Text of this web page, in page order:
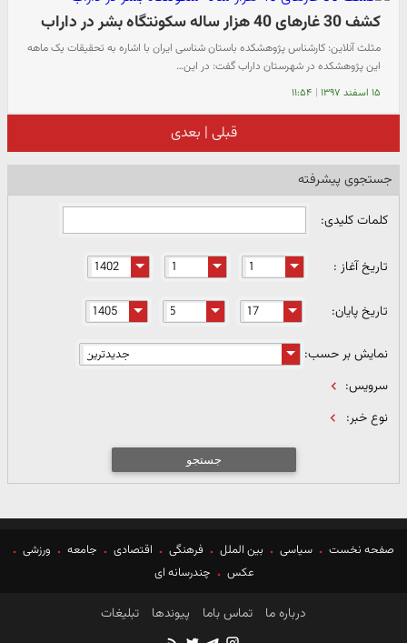
کشف 30 غارهای 40 هزار ساله سکونتگاه بشر در داراب
مثلث آنلاین: کارشناس پژوهشکده باستان شناسی ایران با اشاره به تحقیقات یک ماهه
این پژوهشکده در شهرستان داراب گفت: در این…
۱۵ اسفند ۱۳۹۷ | ۱۱:۵۴
قبلی | بعدی
جستجوی پیشرفته
کلمات کلیدی:
تاریخ آغاز :
تاریخ پایان:
نمایش بر حسب:
سرویس:
نوع خبر:
جستجو
صفحه نخست سیاسی بین الملل فرهنگی اقتصادی جامعه
ورزشی
عکس
چندرسانه ای
درباره ما تماس باما پیوندها تبلیغات